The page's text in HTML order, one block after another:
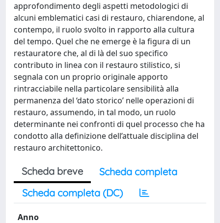
approfondimento degli aspetti metodologici di
alcuni emblematici casi di restauro, chiarendone, al
contempo, il ruolo svolto in rapporto alla cultura
del tempo. Quel che ne emerge è la figura di un
restauratore che, al di là del suo specifico
contributo in linea con il restauro stilistico, si
segnala con un proprio originale apporto
rintracciabile nella particolare sensibilità alla
permanenza del ‘dato storico’ nelle operazioni di
restauro, assumendo, in tal modo, un ruolo
determinante nei confronti di quel processo che ha
condotto alla definizione dell’attuale disciplina del
restauro architettonico.
Scheda breve
Scheda completa
Scheda completa (DC)
Anno